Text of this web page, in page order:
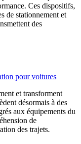
Ces dispositifs,
de stationnement et
des
pour voitures
et transforment
désormais à des
aux équipements du
de
des trajets.